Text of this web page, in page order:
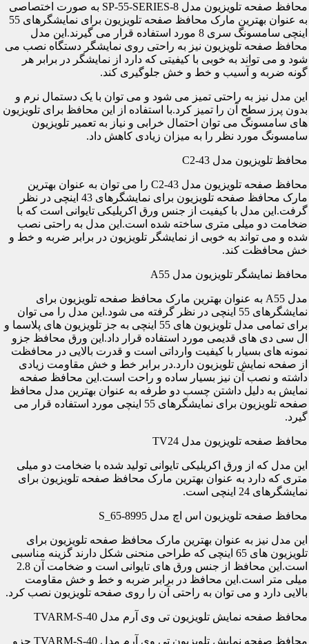
محافظ صفحه تلویزیون مدل SP-55-SERIES-8 به صورت اختصاصی
به عنوان بهترین مارک محافظ صفحه تلویزیون برای نمایشگرهای 55
اینچی سامسونگ سری 8 مورد استفاده قرار می گیرند.این مدل
محافظ صفحه تلویزیون نیز به راحتی روی نمایشگر دستگاه نصب می
شود و می تواند به خوبی با کیفیتی که دارد از نمایشگر در برابر هر
گونه ضربه و آسیب و خط و خش جلوگیری کند.
این مدل نیز به راحتی تمیز می شود و می توان با یک دستمال نرم و
بدون پرز سطح آن را تمیز کرد.با استفاده از این محافظ برای تلویزیون
های سامسونگ می توان احتمال خرابی و نیاز به تعمیر تلویزیون
سامسونگ مورد نظر را به میزان زیادی کاهش داد.
محافظ تلویزیون مدل C2-43
محافظ صفحه تلویزیون مدل C2-43 را می توان به عنوان بهترین
مارک محافظ صفحه تلویزیون برای نمایشگرهای 43 اینچی در نظر
گرفت.این مدل با کیفیت از جنس ورق اکریلیکی تایوانی است که با
ضخامت دو میلی متری ساخته شده است.این مدل به راحتی نصب
شده و می تواند به خوبی از نمایشگر تلویزیون در برابر ضربه و خط و
خش محافظت کند.
محافظ نمایشگر تلویزیون مدل A55
مدل A55 به عنوان بهترین مارک محافظ صفحه تلویزیون برای
نمایشگرهای 55 اینچی در نظر گرفته می شود.این مدل را می توان
برای تمامی مدل تلویزیون های 55 اینچی به جز تلویزیون های پلاسما و
ال سی دی های قدیمی مورد استفاده قرار داد.این ورق محافظ جزو
نمونه های بسیار با کیفیت وارداتی است و قدرت بالایی در محافظت
از صفحه نمایش تلویزیون دارد.در برابر خط و خش مقاومت زیادی
داشته و نصب آن نیز بسیار ساده و راحت است.این محافظ صفحه
نمایش به دلیل داشتن چسب دو طرفه به عنوان بهترین مدل محافظ
صفحه تلویزیون برای نمایشگرهای 55 اینچی مورد استفاده قرار می
گیرد.
محافظ صفحه تلویزیون مدل TV24
این مدل که از ورق اکریلیکی تایوانی تولید شده با ضخامت دو میلی
متری که دارد به عنوان بهترین مارک محافظ صفحه تلویزیون برای
نمایشگرهای 24 اینچی است.
محافظ صفحه تلویزیون اس اچ مدل S_65-8995
این مدل نیز به عنوان بهترین مارک محافظ صفحه تلویزیون برای
تلویزیون های 65 اینچی که طراحی منحنی شکل دارند گزینه مناسبی
است.این محافظ از جنس ورق های تایوانی است و ضخامت آن 2.8
میلی متر است.این محافظ در برابر ضربه و خط و خش مقاومت
بالایی دارد و می توان به راحتی آن را روی صفحه تلویزیون نصب کرد.
محافظ صفحه نمایش تلویزیون تی وی آرم مدل TVARM-S-40
محافظ صفحه نمایش تلویزیون تی وی آرم مدل TVARM-S-40 جزو